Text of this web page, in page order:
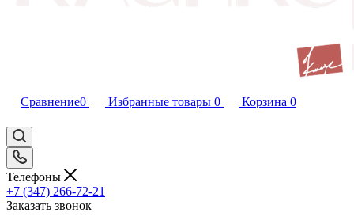
Сравнение0 Избранные товары 0 Корзина 0
Телефоны
+7 (347) 266-72-21
Заказать звонок